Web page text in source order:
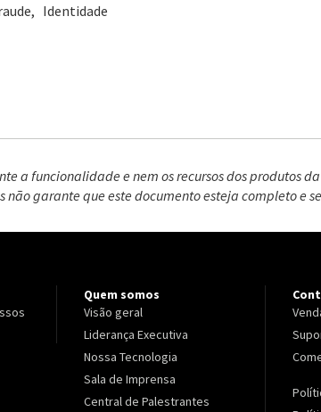
Identidade
a funcionalidade e nem os recursos dos produtos da
não garante que este documento esteja completo e
Quem somos
Visão geral
Liderança Executiva
Nossa Tecnologia
Sala de Imprensa
Central de Palestrantes